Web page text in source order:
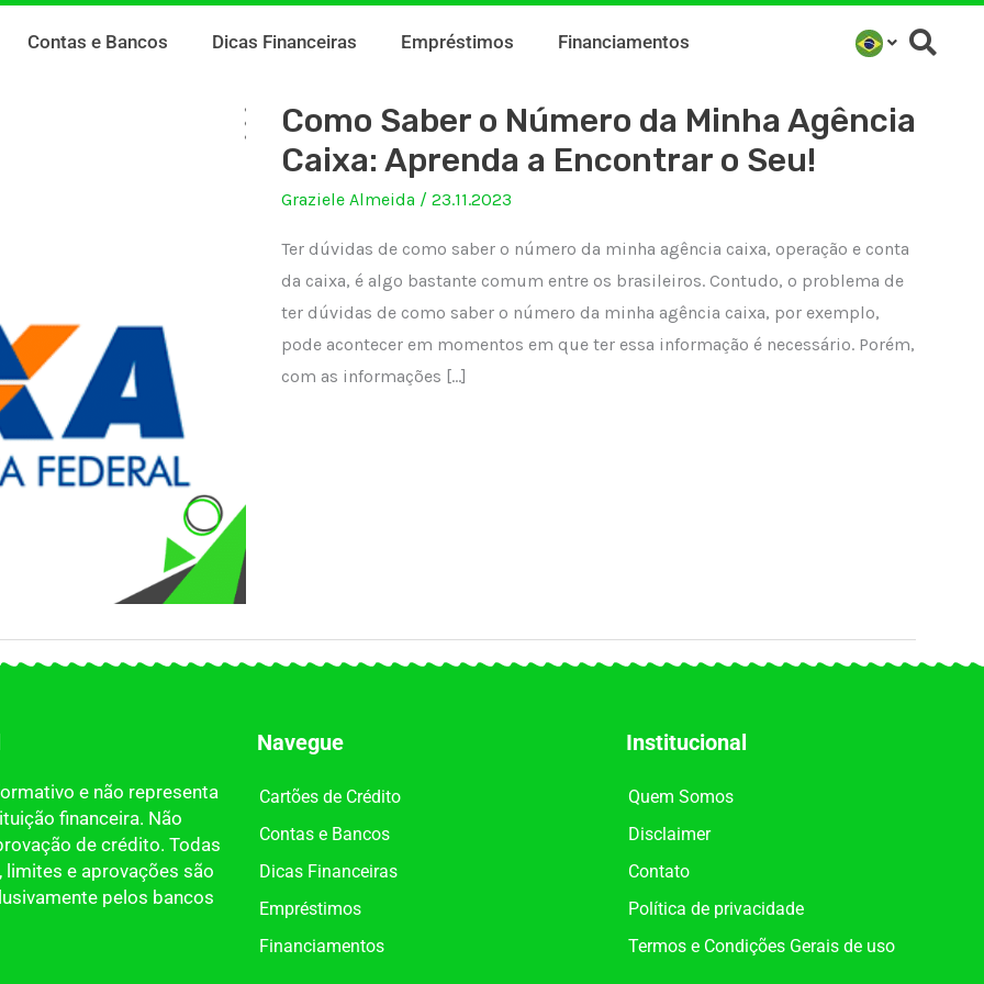
Contas e Bancos Dicas Financeiras Empréstimos Financiamentos
Como Saber o Número da Minha Agência
Caixa: Aprenda a Encontrar o Seu!
Graziele Almeida / 23.11.2023
Ter dúvidas de como saber o número da minha agência caixa, operação e conta
da caixa, é algo bastante comum entre os brasileiros. Contudo, o problema de
ter dúvidas de como saber o número da minha agência caixa, por exemplo,
pode acontecer em momentos em que ter essa informação é necessário. Porém,
com as informações […]
e não representa
financeira. Não
de crédito. Todas
limites e aprovações são
pelos bancos
Navegue
Cartões de Crédito
Contas e Bancos
Dicas Financeiras
Empréstimos
Financiamentos
Institucional
Quem Somos
Disclaimer
Contato
Política de privacidade
Termos e Condições Gerais de uso